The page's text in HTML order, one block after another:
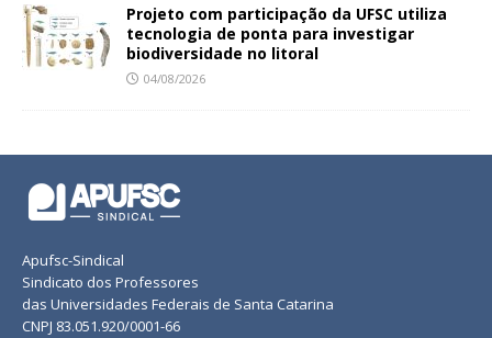
Projeto com participação da UFSC utiliza
tecnologia de ponta para investigar
biodiversidade no litoral
04/08/2026
Apufsc-Sindical
Sindicato dos Professores
das Universidades Federais de Santa Catarina
CNPJ 83.051.920/0001-66